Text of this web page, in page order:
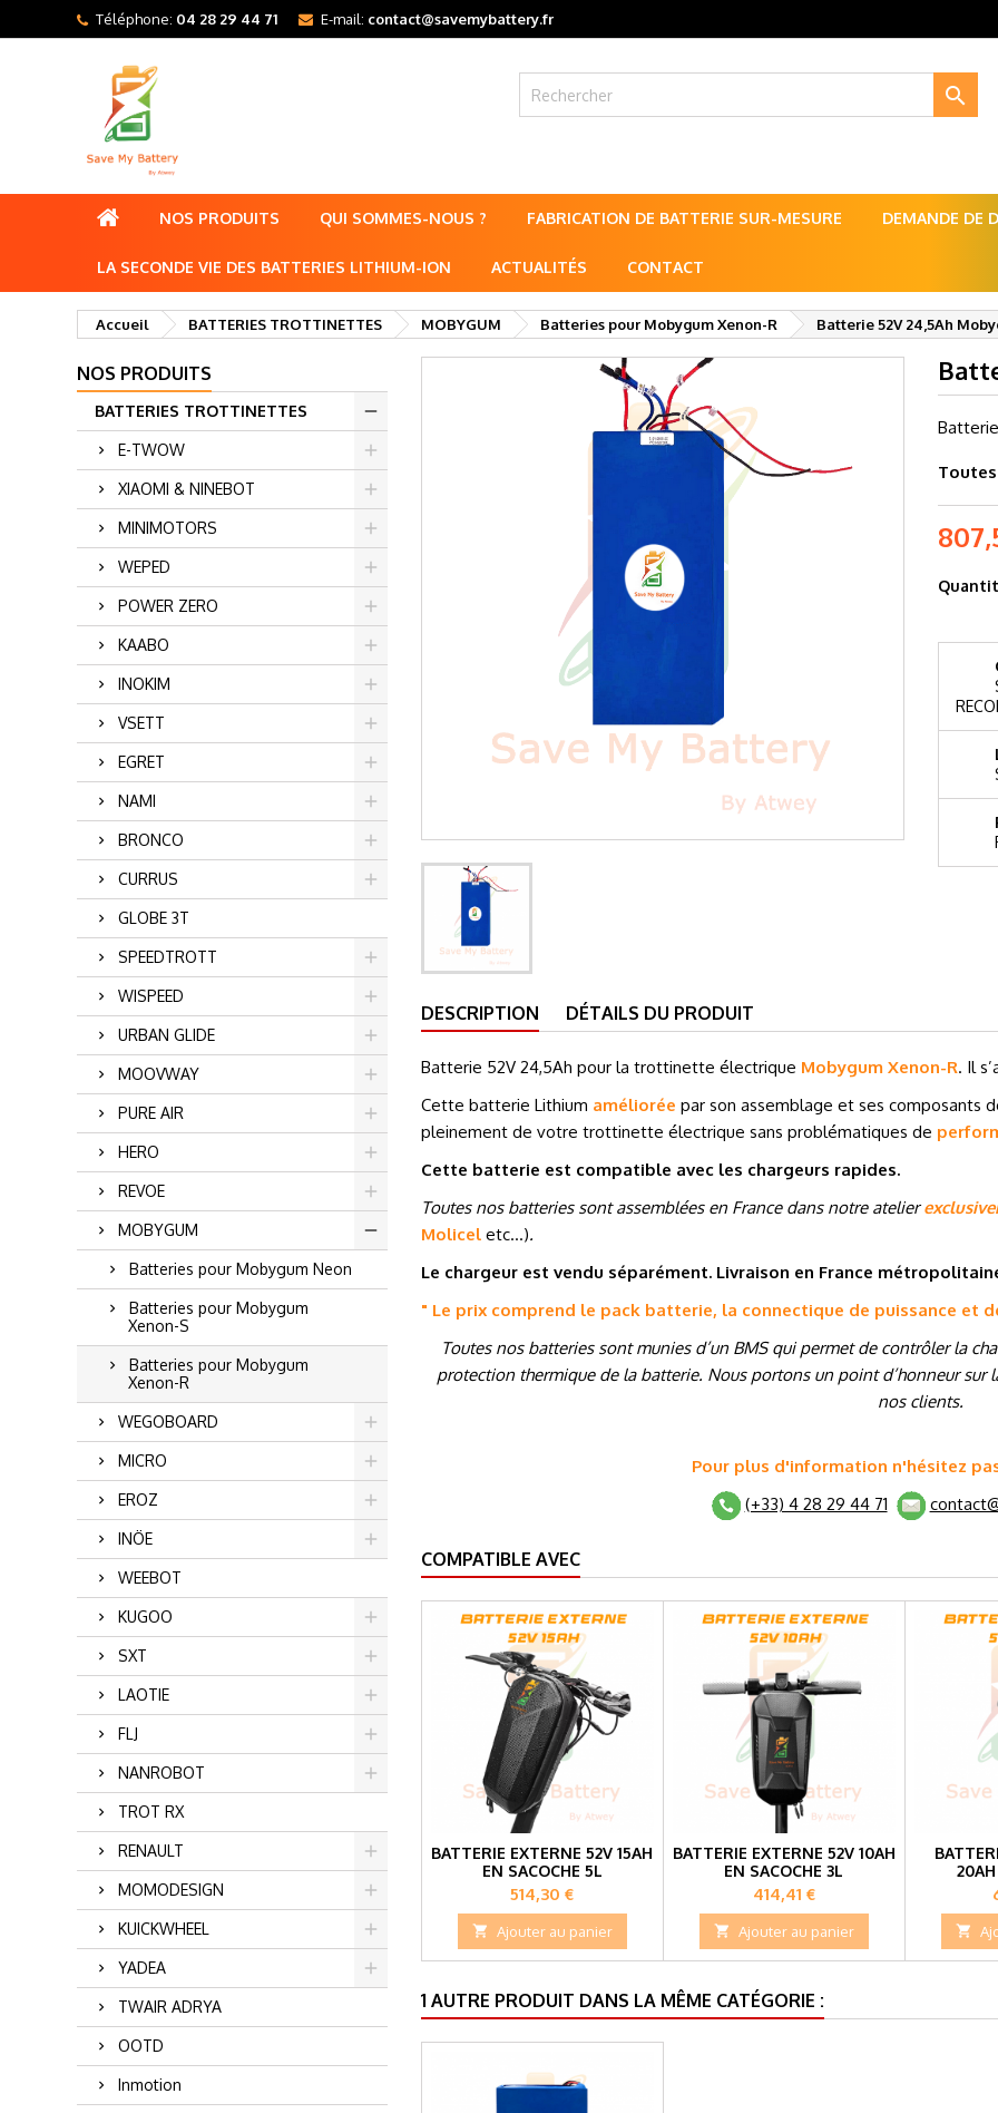
Téléphone: 04 28 29 44 71 E-mail: contact@savemybattery.fr

NOS PRODUITS QUI SOMMES-NOUS ? FABRICATION DE BATTERIE SUR-MESURE DEMANDE DE
LA SECONDE VIE DES BATTERIES LITHIUM-ION ACTUALITÉS CONTACT
Accueil BATTERIES TROTTINETTES MOBYGUM Batteries pour Mobygum Xenon-R Batterie 52V 24,5Ah
NOS PRODUITS
BATTERIES TROTTINETTES
E-TWOW
XIAOMI & NINEBOT
MINIMOTORS
WEPED
POWER ZERO
KAABO
INOKIM
VSETT
EGRET
NAMI
BRONCO
CURRUS
GLOBE 3T
SPEEDTROTT
WISPEED
URBAN GLIDE
MOOVWAY
PURE AIR
HERO
REVOE
MOBYGUM
Batteries pour Mobygum Neon
Batteries pour Mobygum
Xenon-S
Batteries pour Mobygum
Xenon-R
WEGOBOARD
MICRO
EROZ
INÖE
WEEBOT
KUGOO
SXT
LAOTIE
FLJ
NANROBOT
TROT RX
RENAULT
MOMODESIGN
KUICKWHEEL
YADEA
TWAIR ADRYA
OOTD
Inmotion
DESCRIPTION DÉTAILS DU PRODUIT
Batterie 52V 24,5Ah pour la trottinette électrique Mobygum Xenon-R. Il
Cette batterie Lithium améliorée par son assemblage et ses composants
pleinement de votre trottinette électrique sans problématiques de
Cette batterie est compatible avec les chargeurs rapides.
Toutes nos batteries sont assemblées en France dans notre atelier
Molicel etc…).
Le chargeur est vendu séparément. Livraison en France
" Le prix comprend le pack batterie, la connectique de puissance et
Toutes nos batteries sont munies d’un BMS qui permet de contrôler la
protection thermique de la batterie. Nous portons un point d’honneur sur
nos clients.
Pour plus d'information n'hésitez
(+33) 4 28 29 44 71
COMPATIBLE AVEC
BATTERIE EXTERNE 52V 15AH
EN SACOCHE 5L
Prix
514,30 €
 Ajouter au panier
BATTERIE EXTERNE 52V 10AH
EN SACOCHE 3L
Prix
414,41 €
 Ajouter au panier 
1 AUTRE PRODUIT DANS LA MÊME CATÉGORIE :